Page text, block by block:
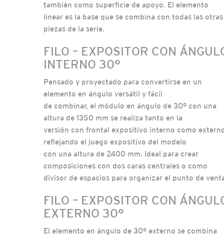
también como superficie de apoyo. El elemento
linear es la base que se combina con todas las otras
piezas de la serie.
FILO – EXPOSITOR CON
INTERNO 30°
Pensado y proyectado para convertirse en un
elemento en ángulo versátil y fácil
de combinar, el módulo en ángulo de 30° con una
altura de 1350 mm se realiza tanto en la
versión con frontal expositivo interno como
reflejando el juego expositivo del modelo
con una altura de 2400 mm. Ideal para crear
composiciones con dos caras centrales o como
divisor de espacios para organizar el punto de
FILO – EXPOSITOR CON
EXTERNO 30°
El elemento en ángulo de 30° externo se combina